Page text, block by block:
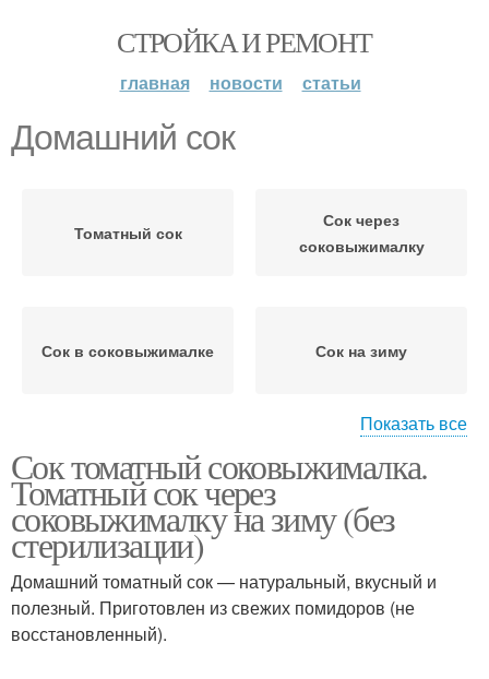
СТРОЙКА И РЕМОНТ
главная новости статьи
Домашний сок
Томатный сок
Сок через
соковыжималку
Сок в соковыжималке Сок на зиму
Сок без соковыжималки
условиях
Сок из томатов
Баклажаны в томатном
соке
Показать все
Сок томатный соковыжималка.
Томатный сок через
соковыжималку на зиму (без
стерилизации)
Домашний томатный сок — натуральный, вкусный и
полезный. Приготовлен из свежих помидоров (не
восстановленный).